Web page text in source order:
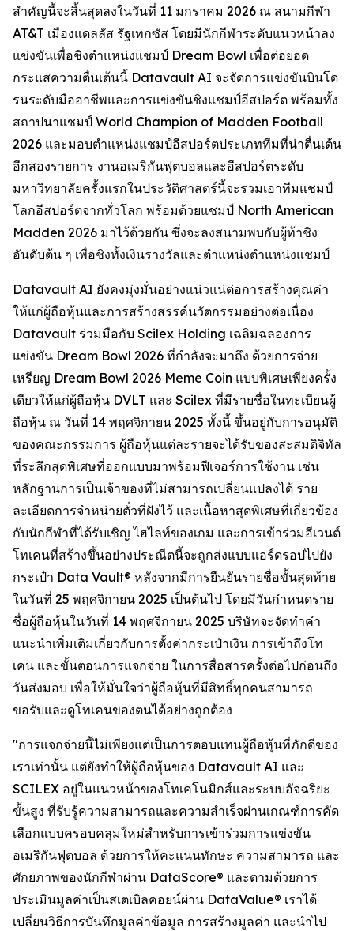
สำคัญนี้จะสิ้นสุดลงในวันที่ 11 มกราคม 2026 ณ สนามกีฬา
AT&T เมืองแดลลัส รัฐเทกซัส โดยมีนักกีฬาระดับแนวหน้าลง
แข่งขันเพื่อชิงตำแหน่งแชมป์ Dream Bowl เพื่อต่อยอด
กระแสความตื่นเต้นนี้ Datavault AI จะจัดการแข่งขันบินโด
รนระดับมืออาชีพและการแข่งขันชิงแชมป์อีสปอร์ต พร้อมทั้ง
สถาปนาแชมป์ World Champion of Madden Football
2026 และมอบตำแหน่งแชมป์อีสปอร์ตประเภททีมที่น่าตื่นเต้น
อีกสองรายการ งานอเมริกันฟุตบอลและอีสปอร์ตระดับ
มหาวิทยาลัยครั้งแรกในประวัติศาสตร์นี้จะรวมเอาทีมแชมป์
โลกอีสปอร์ตจากทั่วโลก พร้อมด้วยแชมป์ North American
Madden 2026 มาไว้ด้วยกัน ซึ่งจะลงสนามพบกับผู้ท้าชิง
อันดับต้น ๆ เพื่อชิงทั้งเงินรางวัลและตำแหน่งตำแหน่งแชมป์
Datavault AI ยังคงมุ่งมั่นอย่างแน่วแน่ต่อการสร้างคุณค่า
ให้แก่ผู้ถือหุ้นและการสร้างสรรค์นวัตกรรมอย่างต่อเนื่อง
Datavault ร่วมมือกับ Scilex Holding เฉลิมฉลองการ
แข่งขัน Dream Bowl 2026 ที่กำลังจะมาถึง ด้วยการจ่าย
เหรียญ Dream Bowl 2026 Meme Coin แบบพิเศษเพียงครั้ง
เดียวให้แก่ผู้ถือหุ้น DVLT และ Scilex ที่มีรายชื่อในทะเบียนผู้
ถือหุ้น ณ วันที่ 14 พฤศจิกายน 2025 ทั้งนี้ ขึ้นอยู่กับการอนุมัติ
ของคณะกรรมการ ผู้ถือหุ้นแต่ละรายจะได้รับของสะสมดิจิทัล
ที่ระลึกสุดพิเศษที่ออกแบบมาพร้อมฟีเจอร์การใช้งาน เช่น
หลักฐานการเป็นเจ้าของที่ไม่สามารถเปลี่ยนแปลงได้ ราย
ละเอียดการจำหน่ายตั๋วที่ฝังไว้ และเนื้อหาสุดพิเศษที่เกี่ยวข้อง
กับนักกีฬาที่ได้รับเชิญ ไฮไลท์ของเกม และการเข้าร่วมอีเวนต์
โทเคนที่สร้างขึ้นอย่างประณีตนี้จะถูกส่งแบบแอร์ดรอปไปยัง
กระเป๋า Data Vault® หลังจากมีการยืนยันรายชื่อขั้นสุดท้าย
ในวันที่ 25 พฤศจิกายน 2025 เป็นต้นไป โดยมีวันกำหนดราย
ชื่อผู้ถือหุ้นในวันที่ 14 พฤศจิกายน 2025 บริษัทจะจัดทำคำ
แนะนำเพิ่มเติมเกี่ยวกับการตั้งค่ากระเป๋าเงิน การเข้าถึงโท
เคน และขั้นตอนการแจกจ่าย ในการสื่อสารครั้งต่อไปก่อนถึง
วันส่งมอบ เพื่อให้มั่นใจว่าผู้ถือหุ้นที่มีสิทธิ์ทุกคนสามารถ
ขอรับและดูโทเคนของตนได้อย่างถูกต้อง
"การแจกจ่ายนี้ไม่เพียงแต่เป็นการตอบแทนผู้ถือหุ้นที่ภักดีของ
เราเท่านั้น แต่ยังทำให้ผู้ถือหุ้นของ Datavault AI และ
SCILEX อยู่ในแนวหน้าของโทเคโนมิกส์และระบบอัจฉริยะ
ขั้นสูง ที่รับรู้ความสามารถและความสำเร็จผ่านเกณฑ์การคัด
เลือกแบบครอบคลุมใหม่สำหรับการเข้าร่วมการแข่งขัน
อเมริกันฟุตบอล ด้วยการให้คะแนนทักษะ ความสามารถ และ
ศักยภาพของนักกีฬาผ่าน DataScore® และตามด้วยการ
ประเมินมูลค่าเป็นสเตเบิลคอยน์ผ่าน DataValue® เราได้
เปลี่ยนวิธีการบันทึกมูลค่าข้อมูล การสร้างมูลค่า และนำไป